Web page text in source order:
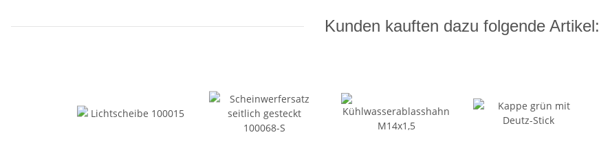
Kunden kauften dazu folgende Artikel: